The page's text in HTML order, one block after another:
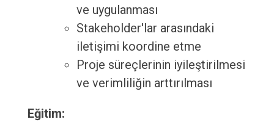
ve uygulanması
Stakeholder'lar arasındaki
iletişimi koordine etme
Proje süreçlerinin iyileştirilmesi
ve verimliliğin arttırılması
Eğitim: